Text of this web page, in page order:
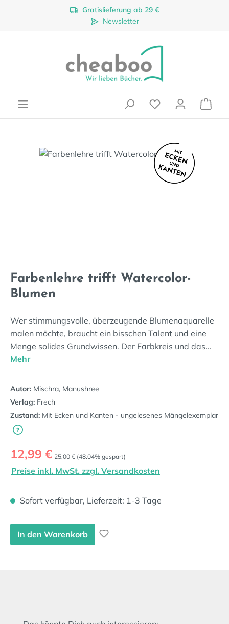
Zum Hauptinhalt springenGratislieferung ab 29 €
Newsletter
Bildergalerie überspringen
Farbenlehre trifft Watercolor-
Blumen
Wer stimmungsvolle, überzeugende Blumenaquarelle
malen möchte, braucht ein bisschen Talent und eine
Menge solides Grundwissen. Der Farbkreis und das…
Mehr
Autor: Mischra, Manushree
Verlag: Frech
Zustand: Mit Ecken und Kanten - ungelesenes Mängelexemplar
Verkaufspreis:
12,99 € Regulärer Preis:
25,00 € (48.04% gespart)
Preise inkl. MwSt. zzgl. Versandkosten
Sofort verfügbar, Lieferzeit: 1-3 Tage
In den Warenkorb